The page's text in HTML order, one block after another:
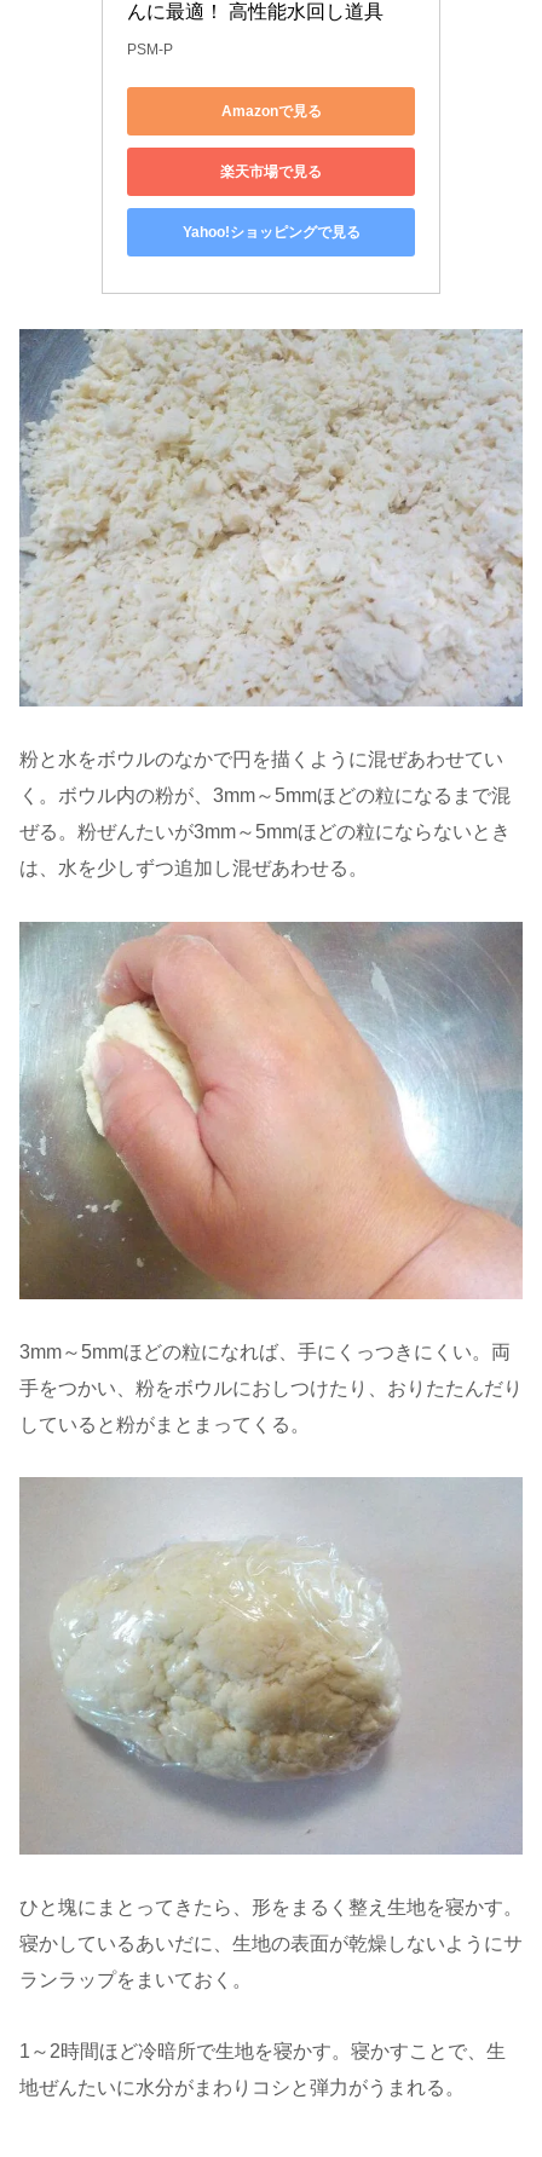
んに最適！ 高性能水回し道具
PSM-P
Amazonで見る
楽天市場で見る
Yahoo!ショッピングで見る
粉と水をボウルのなかで円を描くように混ぜあわせてい
く。ボウル内の粉が、3mm～5mmほどの粒になるまで混
ぜる。粉ぜんたいが3mm～5mmほどの粒にならないとき
は、水を少しずつ追加し混ぜあわせる。
3mm～5mmほどの粒になれば、手にくっつきにくい。両
手をつかい、粉をボウルにおしつけたり、おりたたんだり
していると粉がまとまってくる。
ひと塊にまとってきたら、形をまるく整え生地を寝かす。
寝かしているあいだに、生地の表面が乾燥しないようにサ
ランラップをまいておく。
1～2時間ほど冷暗所で生地を寝かす。寝かすことで、生
地ぜんたいに水分がまわりコシと弾力がうまれる。